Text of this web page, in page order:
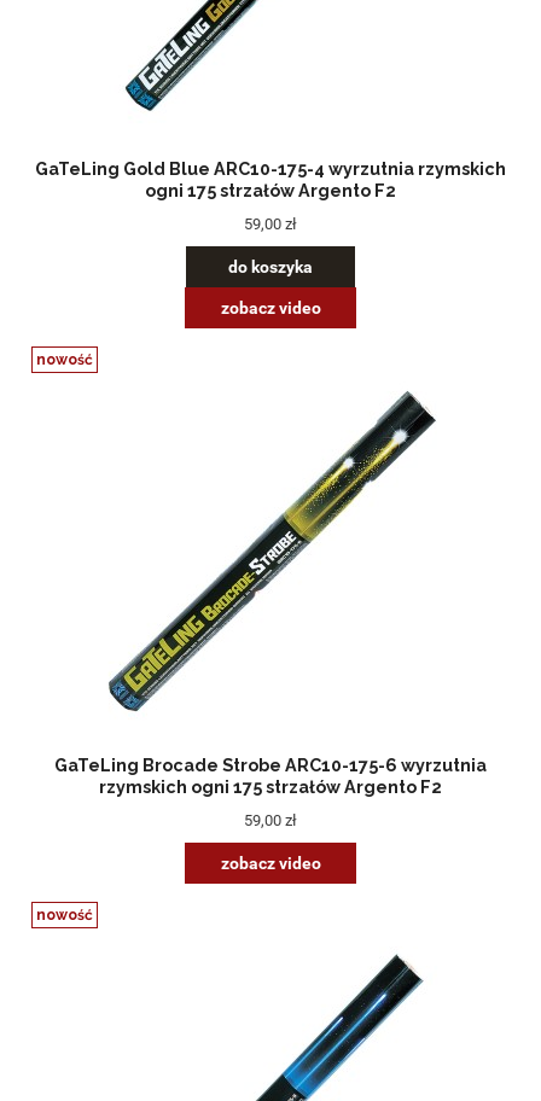
GaTeLing Gold Blue ARC10-175-4 wyrzutnia rzymskich
ogni 175 strzałów Argento F2
59,00 zł
do koszyka
zobacz video
GaTeLing Brocade Strobe ARC10-175-6 wyrzutnia
rzymskich ogni 175 strzałów Argento F2
59,00 zł
zobacz video
nowość
nowość